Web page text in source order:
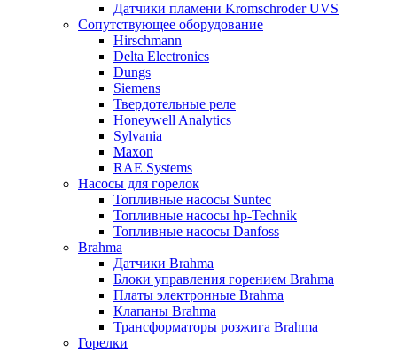
Датчики пламени Kromschroder UVS
Сопутствующее оборудование
Hirschmann
Delta Electronics
Dungs
Siemens
Твердотельные реле
Honeywell Analytics
Sylvania
Maxon
RAE Systems
Насосы для горелок
Топливные насосы Suntec
Топливные насосы hp-Technik
Топливные насосы Danfoss
Brahma
Датчики Brahma
Блоки управления горением Brahma
Платы электронные Brahma
Клапаны Brahma
Трансформаторы розжига Brahma
Горелки